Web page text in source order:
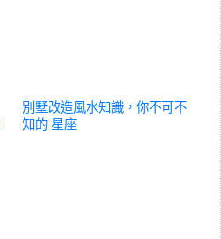
別墅改造風水知識，你不可不
知的 星座